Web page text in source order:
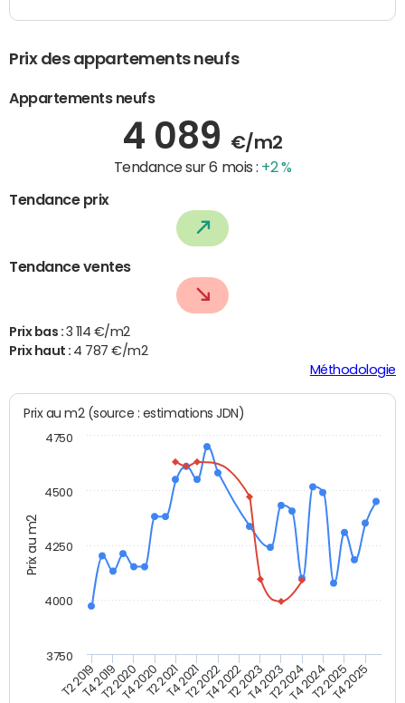
Prix des appartements neufs
Appartements neufs
4 089 €/m2
Tendance sur 6 mois : +2 %
Tendance prix
Tendance ventes
Prix bas : 3 114 €/m2
Prix haut : 4 787 €/m2
Méthodologie
Prix au m2
Prix au m2 (source : estimations JDN)
T2 2019T4 2019T2 2020T4 2020T2 2021T4 2021T2 2022T4 2022T2 2023T4 2023T2 2024T4 2024T2 2025T4 2025
4000
3750
4250
4500
4750